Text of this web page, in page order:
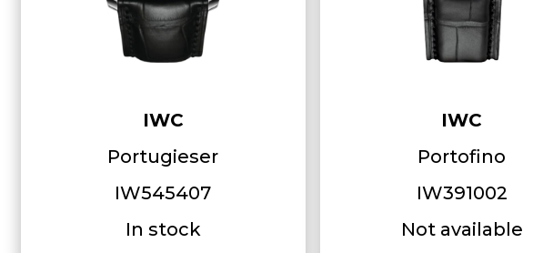
IWC
Portugieser
IW545407
In stock
IWC
Portofino
IW391002
Not available